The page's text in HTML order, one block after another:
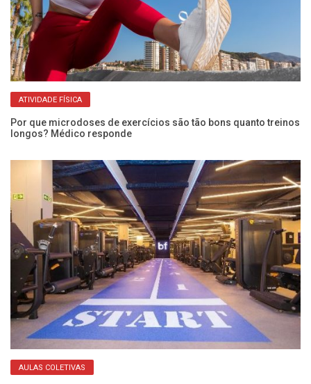
ATIVIDADE FÍSICA
Por que microdoses de exercícios são tão bons quanto treinos
longos? Médico responde
AULAS COLETIVAS